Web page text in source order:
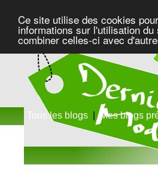
Ce site utilise des cookies
informations sur l'utilisation
combiner celles-ci avec
Tous les blogs | Mes blogs